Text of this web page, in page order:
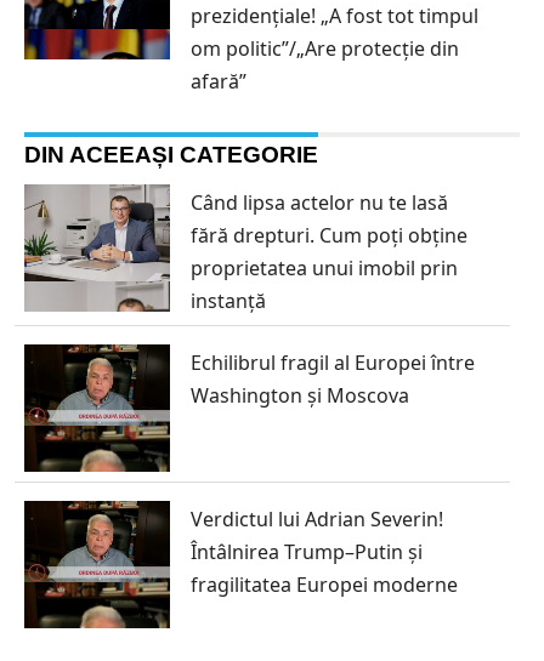
prezidențiale! „A fost tot timpul
om politic”/„Are protecție din
afară”
DIN ACEEAȘI CATEGORIE
Când lipsa actelor nu te lasă
fără drepturi. Cum poți obține
proprietatea unui imobil prin
instanță
Echilibrul fragil al Europei între
Washington și Moscova
Verdictul lui Adrian Severin!
Întâlnirea Trump–Putin și
fragilitatea Europei moderne